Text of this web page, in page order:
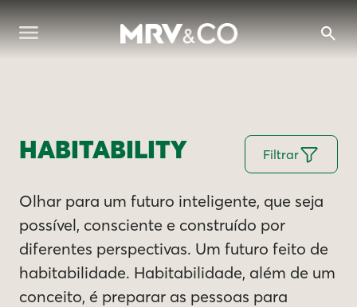
HABITABILITY Filtrar
Olhar para um futuro inteligente, que seja
possível, consciente e construído por
diferentes perspectivas. Um futuro feito de
habitabilidade. Habitabilidade, além de um
conceito, é preparar as pessoas para